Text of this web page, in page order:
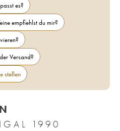
es?
empfiehlst du mir?
Versand?
stellen
GIGONDAS GUIGAL 1990